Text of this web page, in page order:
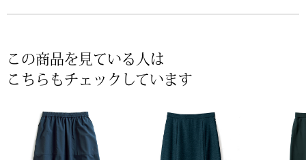
ルメールオマージュウオッチ
ランド
この商品を見ている人は
こちらもチェックしています